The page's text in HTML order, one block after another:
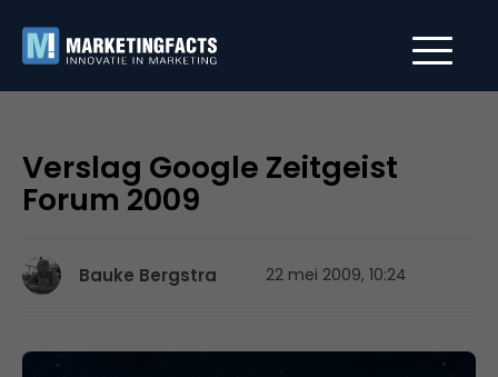
Verslag Google Zeitgeist
Forum 2009
Bauke Bergstra 22 mei 2009, 10:24